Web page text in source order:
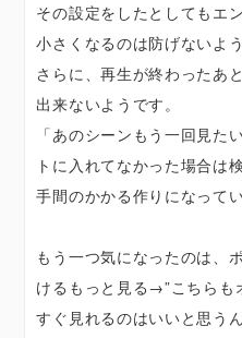
その設定をしたとしてもエ
小さくなるのは防げないよう
さらに、再生が終わったあ
出来ないようです。
「あのシーンもう一回見た
トに入れてなかった場合は
手間のかかる作りになってい
もう一つ気になったのは、
けるもっと見る→”こちらも
すぐ見れるのはいいと思う